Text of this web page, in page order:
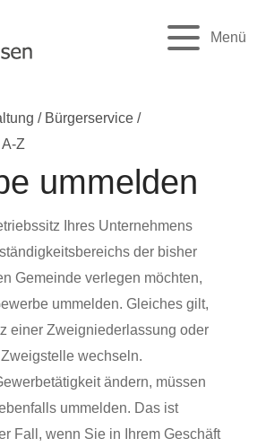
Menü
/ Bürgerservice /
Z
ummelden
Ihres Unternehmens
der bisher
Gemeinde verlegen möchten,
ummelden. Gleiches gilt,
einer Zweigniederlassung oder
wechseln.
ändern, müssen
ummelden. Das ist
Fall, wenn Sie in Ihrem Geschäft